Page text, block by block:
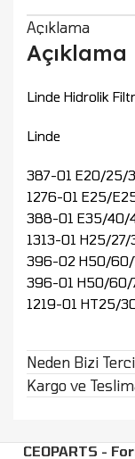
Açıklama
Açıklama
Linde Hidrolik
Linde
387-01 E20/25/
1276-01 E25/
388-01 E35/40/
1313-01 H25/
396-02 H50/
396-01 H50/
1219-01 HT25/
Neden Bizi
Kargo ve
CEOPARTS -